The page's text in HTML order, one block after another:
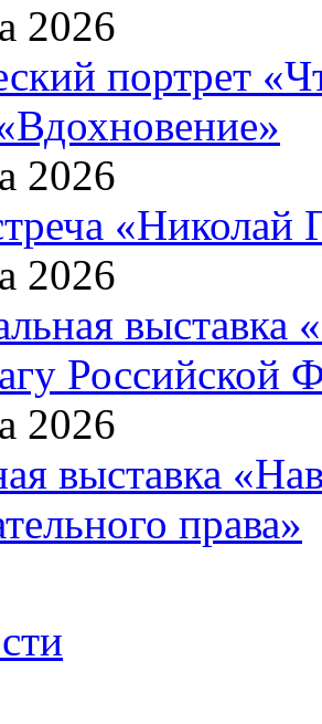
2026
портрет
2026
«Николай
2026
выставка
Российской
2026
выставка
права»